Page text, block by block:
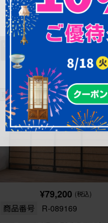
幅：915㎜
奥行：30㎜
高さ：1,760㎜
現状販売
¥79,200 (税込)
商品番号 R-089169